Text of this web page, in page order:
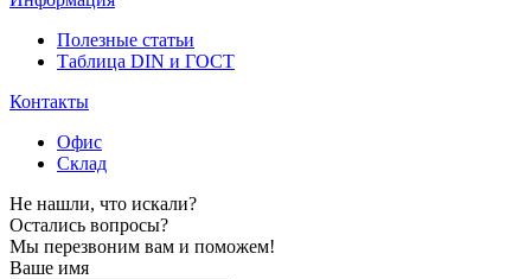
Полезные статьи
Таблица DIN и ГОСТ
Контакты
Офис
Склад
Не нашли, что искали?
Остались вопросы?
Мы перезвоним вам и поможем!
Ваше имя